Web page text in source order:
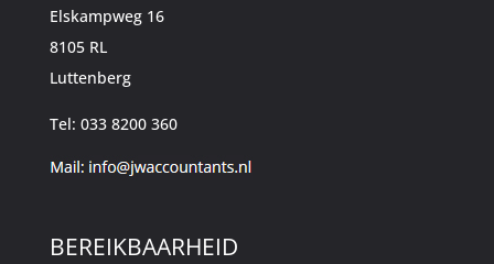
Elskampweg 16
8105 RL
Luttenberg
Tel: 033 8200 360
BEREIKBAARHEID